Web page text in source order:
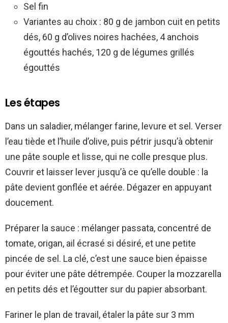
Sel fin
Variantes au choix : 80 g de jambon cuit en petits
dés, 60 g d’olives noires hachées, 4 anchois
égouttés hachés, 120 g de légumes grillés
égouttés
Les étapes
Dans un saladier, mélanger farine, levure et sel. Verser
l’eau tiède et l’huile d’olive, puis pétrir jusqu’à obtenir
une pâte souple et lisse, qui ne colle presque plus.
Couvrir et laisser lever jusqu’à ce qu’elle double : la
pâte devient gonflée et aérée. Dégazer en appuyant
doucement.
Préparer la sauce : mélanger passata, concentré de
tomate, origan, ail écrasé si désiré, et une petite
pincée de sel. La clé, c’est une sauce bien épaisse
pour éviter une pâte détrempée. Couper la mozzarella
en petits dés et l’égoutter sur du papier absorbant.
Fariner le plan de travail, étaler la pâte sur 3 mm